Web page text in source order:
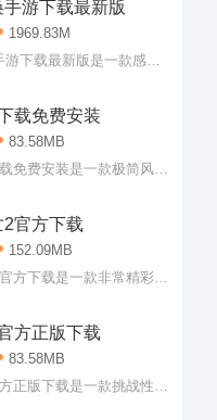
游下载最新版
1969.83M
游下载最新版是一款感受
感受不同刺激对战，这里
丰富，可以选择不同的角
战中搭配不同的武器，
的对战效果非常精彩刺
载免费安装
83.58MB
免费安装是一款极简风格
曲，竖屏下落四键的操作
残党也能轻松上手，这里
本是不用钱的，只要你
卡挑战到指定分数就行!
官方下载
152.09MB
方下载是一款非常精彩刺
备了多个角色可以解锁体
有自带技能的哦，让你可
出更好的成绩!当然，除
，还有翅膀、坐骑、宠物
方正版下载
83.58MB
正版下载是一款挑战性十